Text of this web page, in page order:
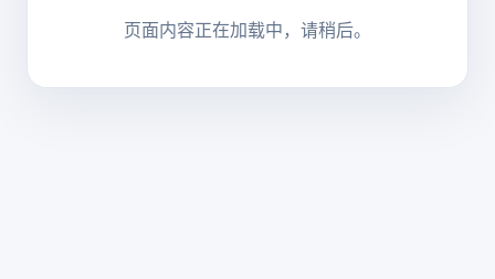
页面内容正在加载中，请稍后。